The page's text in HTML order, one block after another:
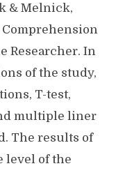
& Melnick,
Researcher. In
of the study,
T-test,
multiple liner
The results of
level of the